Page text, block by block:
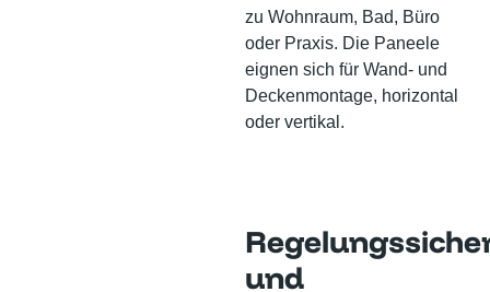
zu Wohnraum, Bad, Büro
oder Praxis. Die Paneele
eignen sich für Wand- und
Deckenmontage, horizontal
oder vertikal.
und